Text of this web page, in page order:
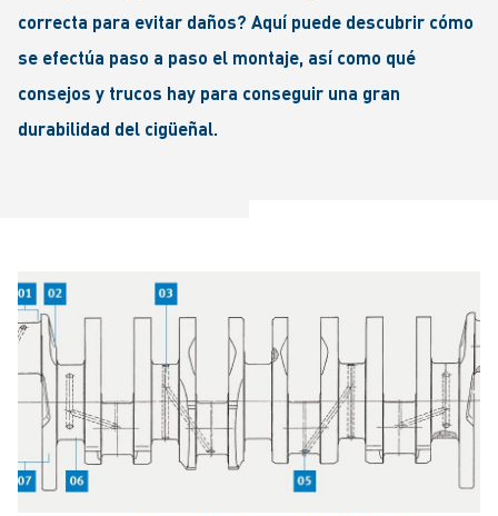
correcta para evitar daños? Aquí puede descubrir cómo
se efectúa paso a paso el montaje, así como qué
consejos y trucos hay para conseguir una gran
durabilidad del cigüeñal.